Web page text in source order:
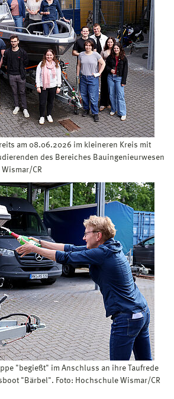
am 08.06.2026 im kleineren Kreis mit
des Bereiches Bauingenieurwesen
CR
"begießt" im Anschluss an ihre Taufrede
"Bärbel". Foto: Hochschule Wismar/CR